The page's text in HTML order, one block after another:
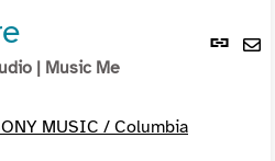
Lien
| Music Me
MUSIC / Columbia